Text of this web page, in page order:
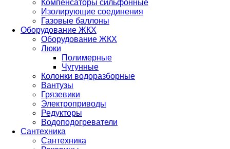
Компенсаторы сильфонные
Изолирующие соединения
Газовые баллоны
Оборудование ЖКХ
Оборудование ЖКХ
Люки
Полимерные
Чугунные
Колонки водоразборные
Вантузы
Грязевики
Электроприводы
Редукторы
Водоподогреватели
Сантехника
Сантехника